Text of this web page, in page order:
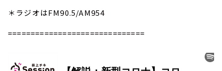
＊ラジオはFM90.5/AM954
==============================